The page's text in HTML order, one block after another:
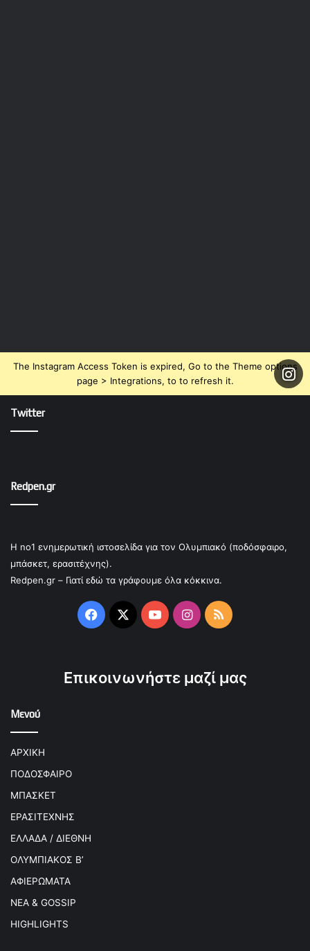
The Instagram Access Token is expired, Go to the Theme options
page > Integrations, to to refresh it.
Twitter
Redpen.gr
Η no1 ενημερωτική ιστοσελίδα για τον Ολυμπιακό (ποδόσφαιρο,
μπάσκετ, ερασιτέχνης).
Redpen.gr – Γιατί εδώ τα γράφουμε όλα κόκκινα.
Facebook
X YouTubeInstagram
RSS
Επικοινωνήστε μαζί μας
Μενού
ΑΡΧΙΚΗ
ΠΟΔΟΣΦΑΙΡΟ
ΜΠΑΣΚΕΤ
ΕΡΑΣΙΤΕΧΝΗΣ
ΕΛΛΑΔΑ / ΔΙΕΘΝΗ
ΟΛΥΜΠΙΑΚΟΣ Β’
ΑΦΙΕΡΩΜΑΤΑ
ΝΕΑ & GOSSIP
HIGHLIGHTS